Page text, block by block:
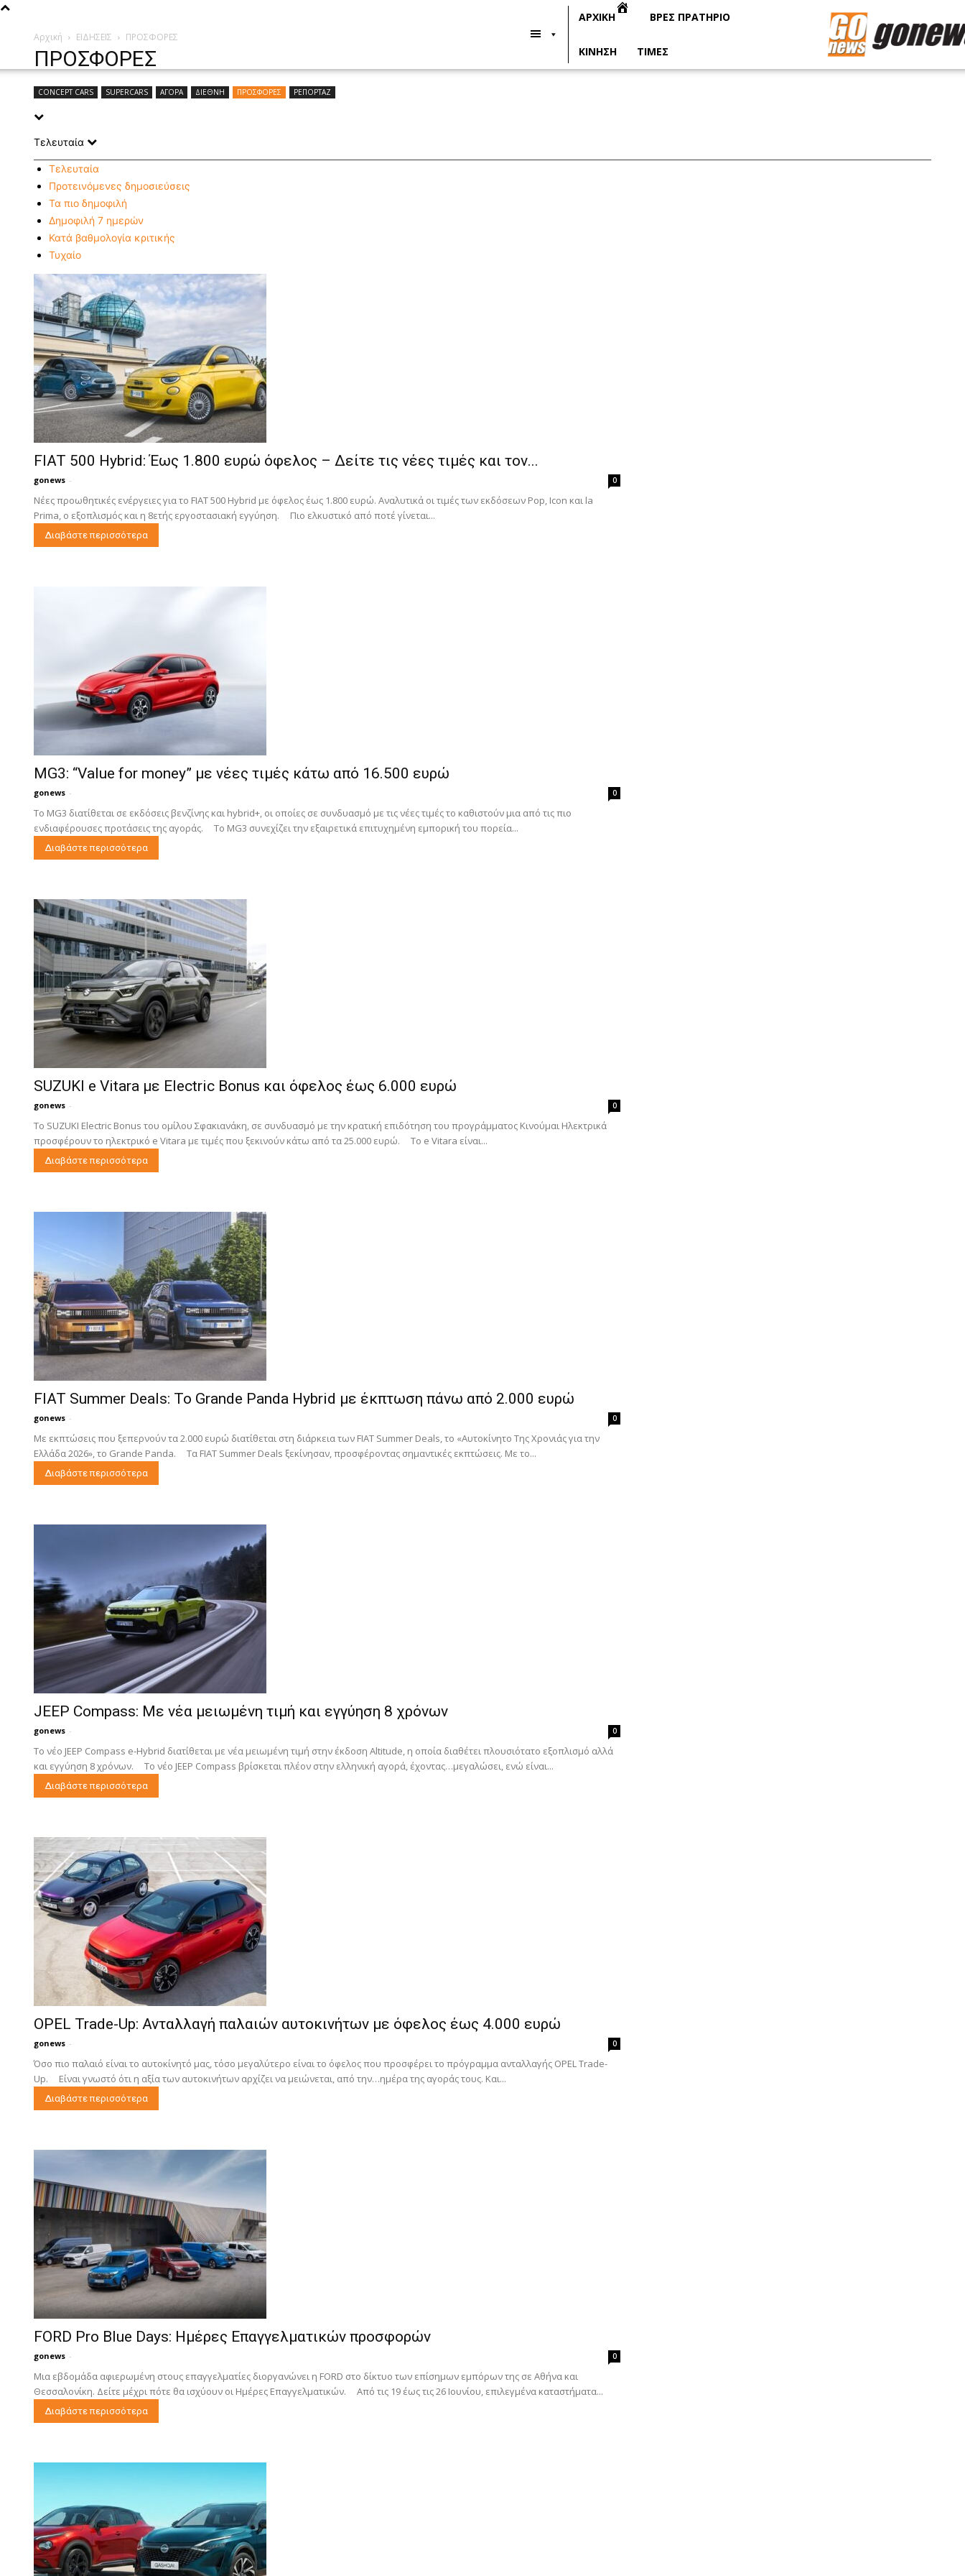
ΑΡΧΙΚΗ ΒΡΕΣ ΠΡΑΤΗΡΙΟ
ΚΙΝΗΣΗ ΤΙΜΕΣ
Αρχική ΕΙΔΗΣΕΙΣ ΠΡΟΣΦΟΡΕΣ
ΠΡΟΣΦΟΡΕΣ
CONCEPT CARS SUPERCARS ΑΓΟΡΑ ΔΙΕΘΝΗ ΠΡΟΣΦΟΡΕΣ ΡΕΠΟΡΤΑΖ
Τελευταία
Τελευταία
Προτεινόμενες δημοσιεύσεις
Τα πιο δημοφιλή
Δημοφιλή 7 ημερών
Κατά βαθμολογία κριτικής
Τυχαίο
FIAT 500 Hybrid: Έως 1.800 ευρώ όφελος – Δείτε τις νέες τιμές και τον...
gonews - 0
Νέες προωθητικές ενέργειες για το FIAT 500 Hybrid με όφελος έως 1.800 ευρώ. Αναλυτικά οι τιμές των εκδόσεων Pop, Icon και la
Prima, ο εξοπλισμός και η 8ετής εργοστασιακή εγγύηση. Πιο ελκυστικό από ποτέ γίνεται...
Διαβάστε περισσότερα
MG3: “Value for money” με νέες τιμές κάτω από 16.500 ευρώ
gonews - 0
Το MG3 διατίθεται σε εκδόσεις βενζίνης και hybrid+, οι οποίες σε συνδυασμό με τις νέες τιμές το καθιστούν μια από τις πιο
ενδιαφέρουσες προτάσεις της αγοράς. Το MG3 συνεχίζει την εξαιρετικά επιτυχημένη εμπορική του πορεία...
Διαβάστε περισσότερα
SUZUKI e Vitara με Electric Bonus και όφελος έως 6.000 ευρώ
gonews - 0
Το SUZUKI Electric Bonus του ομίλου Σφακιανάκη, σε συνδυασμό με την κρατική επιδότηση του προγράμματος Κινούμαι Ηλεκτρικά
προσφέρουν το ηλεκτρικό e Vitara με τιμές που ξεκινούν κάτω από τα 25.000 ευρώ. To e Vitara είναι...
Διαβάστε περισσότερα
FIAT Summer Deals: Το Grande Panda Hybrid με έκπτωση πάνω από 2.000 ευρώ
gonews - 0
Με εκπτώσεις που ξεπερνούν τα 2.000 ευρώ διατίθεται στη διάρκεια των FIAT Summer Deals, το «Αυτοκίνητο Της Χρονιάς για την
Ελλάδα 2026», το Grande Panda. Τα FIAT Summer Deals ξεκίνησαν, προσφέροντας σημαντικές εκπτώσεις. Με το...
Διαβάστε περισσότερα
JEEP Compass: Με νέα μειωμένη τιμή και εγγύηση 8 χρόνων
gonews - 0
Το νέο JEEP Compass e-Hybrid διατίθεται με νέα μειωμένη τιμή στην έκδοση Altitude, η οποία διαθέτει πλουσιότατο εξοπλισμό αλλά
και εγγύηση 8 χρόνων. Το νέο JEEP Compass βρίσκεται πλέον στην ελληνική αγορά, έχοντας…μεγαλώσει, ενώ είναι...
Διαβάστε περισσότερα
OPEL Trade-Up: Ανταλλαγή παλαιών αυτοκινήτων με όφελος έως 4.000 ευρώ
gonews - 0
Όσο πιο παλαιό είναι το αυτοκίνητό μας, τόσο μεγαλύτερο είναι το όφελος που προσφέρει το πρόγραμμα ανταλλαγής OPEL Trade-
Up. Είναι γνωστό ότι η αξία των αυτοκινήτων αρχίζει να μειώνεται, από την…ημέρα της αγοράς τους. Και...
Διαβάστε περισσότερα
FORD Pro Blue Days: Ημέρες Επαγγελματικών προσφορών
gonews - 0
Μια εβδομάδα αφιερωμένη στους επαγγελματίες διοργανώνει η FORD στο δίκτυο των επίσημων εμπόρων της σε Αθήνα και
Θεσσαλονίκη. Δείτε μέχρι πότε θα ισχύουν οι Ημέρες Επαγγελματικών. Από τις 19 έως τις 26 Ιουνίου, επιλεγμένα καταστήματα...
Διαβάστε περισσότερα